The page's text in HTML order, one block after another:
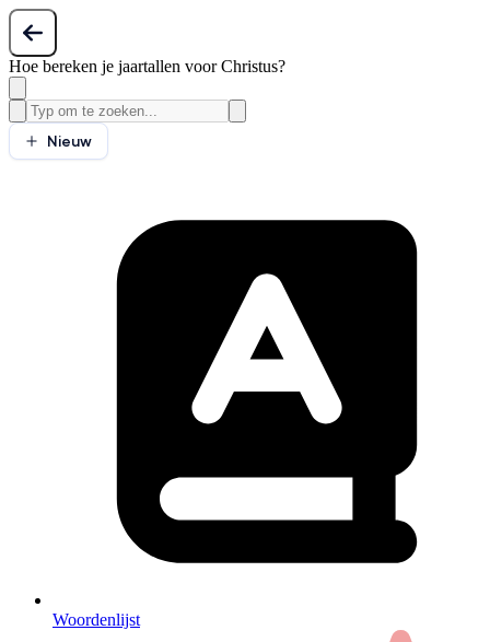
Hoe bereken je jaartallen voor Christus?
Nieuw
Woordenlijst